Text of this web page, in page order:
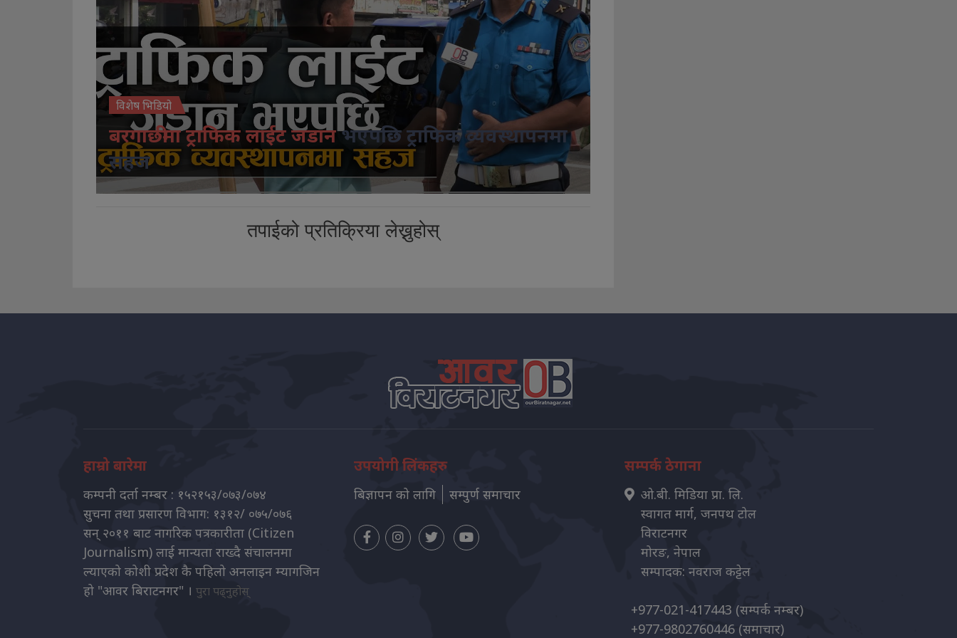
विशेष भिडियो
बरगाछीमा ट्राफिक लाईट जडानभएपछि ट्राफिक व्यवस्थापनमा
सहज
तपाईको प्रतिक्रिया लेख्नुहोस्
हाम्रो बारेमा
कम्पनी दर्ता नम्बर : १५२१५३/०७३/०७४
सुचना तथा प्रसारण विभाग: १३१२/ ०७५/०७६
सन् २०११ बाट नागरिक पत्रकारीता (Citizen
Journalism) लाई मान्यता राख्दै संचालनमा
ल्याएको कोशी प्रदेश कै पहिलो अनलाइन म्यागजिन
हो "आवर बिराटनगर" । पुरा पढ्नुहोस्
उपयोगी लिंकहरु
बिज्ञापन को लागि सम्पुर्ण समाचार
सम्पर्क ठेगाना
ओ.बी. मिडिया प्रा. लि.
स्वागत मार्ग, जनपथ टोल
विराटनगर
मोरङ, नेपाल
सम्पादक: नवराज कट्टेल
+977-021-417443 (सम्पर्क नम्बर)
+977-9802760446(समाचार)